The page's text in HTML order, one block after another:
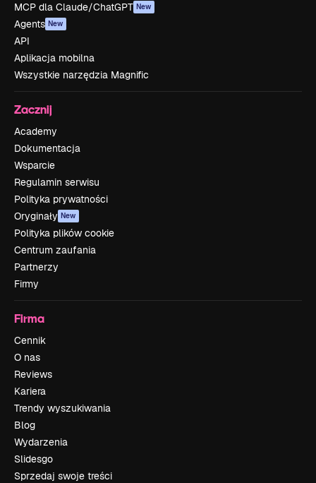
MCP dla Claude/ChatGPT New
Agents New
API
Aplikacja mobilna
Wszystkie narzędzia Magnific
Zacznij
Academy
Dokumentacja
Wsparcie
Regulamin serwisu
Polityka prywatności
Oryginały New
Polityka plików cookie
Centrum zaufania
Partnerzy
Firmy
Firma
Cennik
O nas
Reviews
Kariera
Trendy wyszukiwania
Blog
Wydarzenia
Slidesgo
Sprzedaj swoje treści